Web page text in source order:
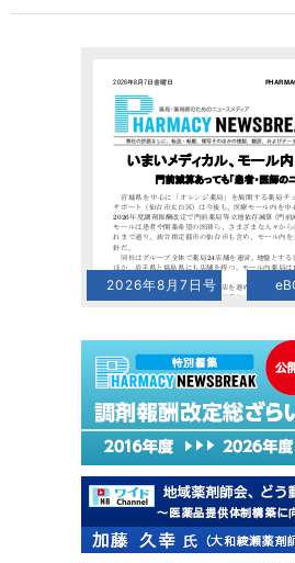
2026年8月7日号